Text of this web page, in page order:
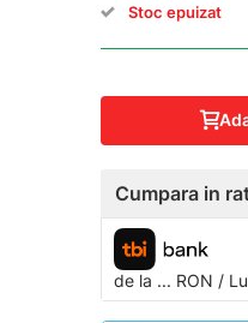
Stoc epuizat
Cumpara in
de la ... RON /